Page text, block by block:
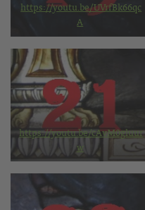
https://youtu.be/UVrfBk66qc
A
https://youtu.be/cAvM0gluur
w